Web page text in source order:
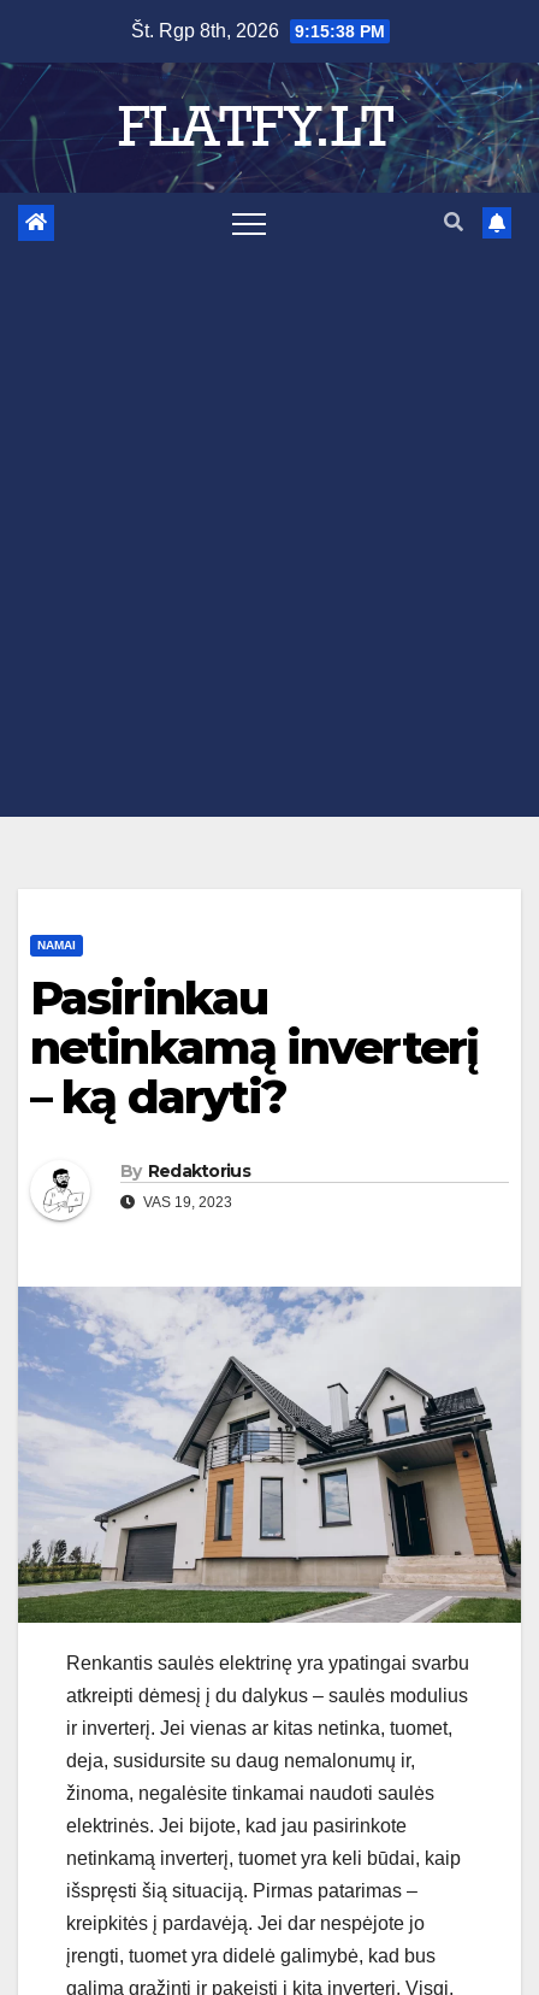
content
Št. Rgp 8th, 2026 9:15:39 PM
NAMAI
Pasirinkau
netinkamą inverterį
– ką daryti?
By Redaktorius
VAS 19, 2023
Renkantis saulės elektrinę yra ypatingai svarbu
atkreipti dėmesį į du dalykus – saulės modulius
ir inverterį. Jei vienas ar kitas netinka, tuomet,
deja, susidursite su daug nemalonumų ir,
žinoma, negalėsite tinkamai naudoti saulės
elektrinės. Jei bijote, kad jau pasirinkote
netinkamą inverterį, tuomet yra keli būdai, kaip
išspręsti šią situaciją. Pirmas patarimas –
kreipkitės į pardavėją. Jei dar nespėjote jo
įrengti, tuomet yra didelė galimybė, kad bus
galima grąžinti ir pakeisti į kitą inverterį. Visgi,